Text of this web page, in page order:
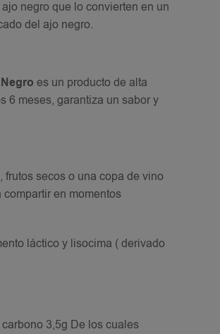
negro que lo convierten en un
del ajo negro.
es un producto de alta
6 meses, garantiza un sabor y
secos o una copa de vino
en momentos
láctico y lisocima ( derivado
3,5g De los cuales